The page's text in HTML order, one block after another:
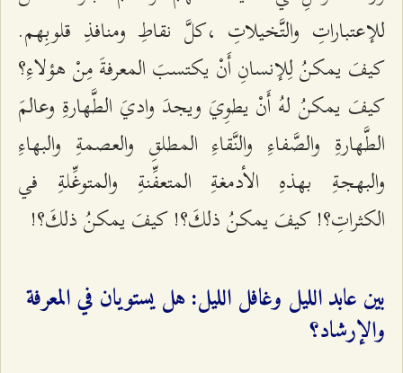
للإعتباراتِ والتَّخيلاتِ ،كلَّ نقاطِ ومنافذِ قلوبِهم.
كيفَ يمكنُ لِلإنسانِ أَنْ يكتسبَ المعرفةَ مِنْ هؤلاءِ؟
كيفَ يمكنُ لهُ أَنْ يطوِيَ ويجدَ واديَ الطَّهارةِ وعالمَ
الطَّهارةِ والصَّفاءِ والنَّقاءِ المطلقِ والعصمةِ والبهاءِ
والبهجةِ بهذهِ الأدمغةِ المتعفِّنةِ والمتوغِّلةِ في
الكثراتِ؟! كيفَ يمكنُ ذلكَ؟! كيفَ يمكنُ ذلكَ؟!
بين عابد الليل وغافل الليل: هل يستويان في المعرفة
والإرشاد؟